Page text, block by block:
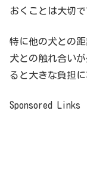
おくことは大切で
特に他の犬との
犬との触れ合い
ると大きな負担に
Sponsored Links